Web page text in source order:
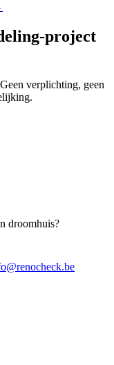
-project
verplichting, geen
droomhuis?